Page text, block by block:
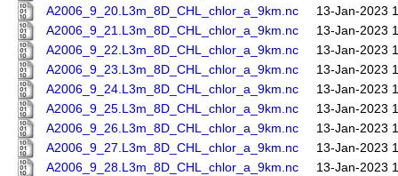
A2006_9_20.L3m_8D_CHL_chlor_a_9km.nc
13-Jan-2023
A2006_9_21.L3m_8D_CHL_chlor_a_9km.nc
13-Jan-2023
A2006_9_22.L3m_8D_CHL_chlor_a_9km.nc
13-Jan-2023
A2006_9_23.L3m_8D_CHL_chlor_a_9km.nc
13-Jan-2023
A2006_9_24.L3m_8D_CHL_chlor_a_9km.nc
13-Jan-2023
A2006_9_25.L3m_8D_CHL_chlor_a_9km.nc
13-Jan-2023
A2006_9_26.L3m_8D_CHL_chlor_a_9km.nc
13-Jan-2023
A2006_9_27.L3m_8D_CHL_chlor_a_9km.nc
13-Jan-2023
A2006_9_28.L3m_8D_CHL_chlor_a_9km.nc
13-Jan-2023